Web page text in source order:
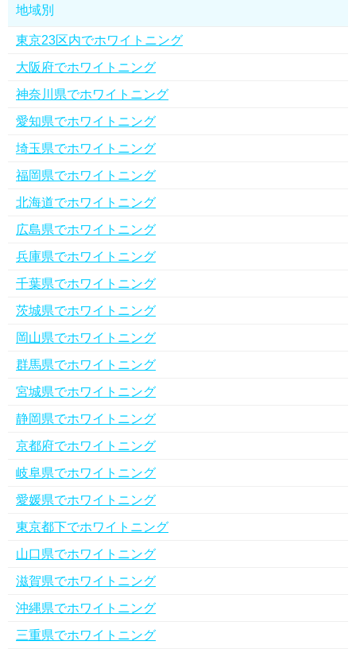
地域別
東京23区内でホワイトニング
大阪府でホワイトニング
神奈川県でホワイトニング
愛知県でホワイトニング
埼玉県でホワイトニング
福岡県でホワイトニング
北海道でホワイトニング
広島県でホワイトニング
兵庫県でホワイトニング
千葉県でホワイトニング
茨城県でホワイトニング
岡山県でホワイトニング
群馬県でホワイトニング
宮城県でホワイトニング
静岡県でホワイトニング
京都府でホワイトニング
岐阜県でホワイトニング
愛媛県でホワイトニング
東京都下でホワイトニング
山口県でホワイトニング
滋賀県でホワイトニング
沖縄県でホワイトニング
三重県でホワイトニング